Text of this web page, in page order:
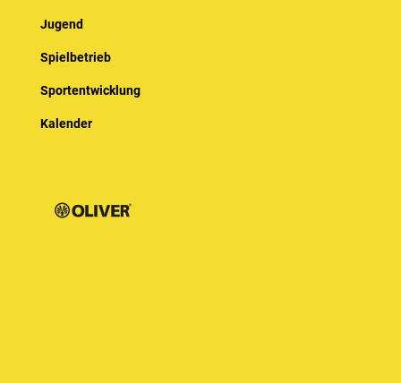
Jugend
Spielbetrieb
Sportentwicklung
Kalender